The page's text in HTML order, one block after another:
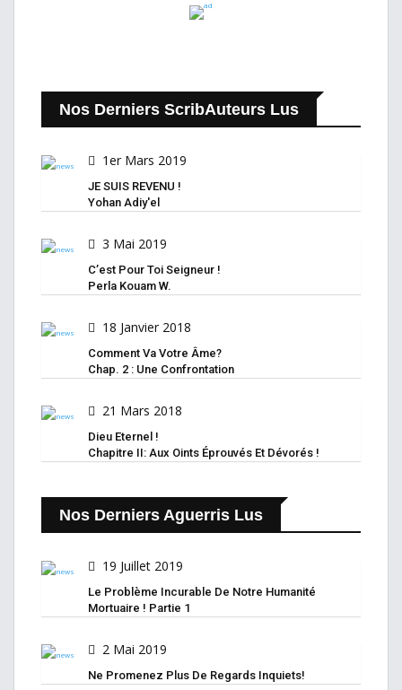
Nos Derniers ScribAuteurs Lus
1er Mars 2019
JE SUIS REVENU !
Yohan Adiy'el
3 Mai 2019
C’est Pour Toi Seigneur !
Perla Kouam W.
18 Janvier 2018
Comment Va Votre Âme?
Chap. 2 : Une Confrontation
21 Mars 2018
Dieu Eternel !
Chapitre II: Aux Oints Éprouvés Et Dévorés !
Nos Derniers Aguerris Lus
19 Juillet 2019
Le Problème Incurable De Notre Humanité
Mortuaire ! Partie 1
2 Mai 2019
Ne Promenez Plus De Regards Inquiets!